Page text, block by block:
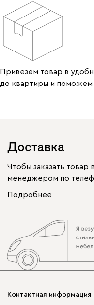
Привезем товар в
до квартиры и поможем
Доставка
Чтобы заказать товар
менеджером по
Подробнее
Контактная информация